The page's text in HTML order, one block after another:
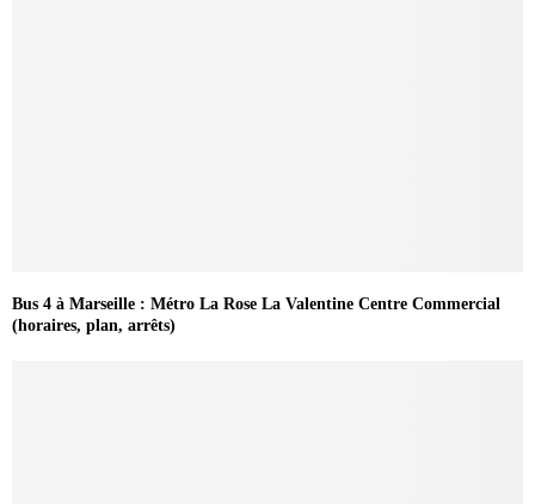
Bus 4 à Marseille : Métro La Rose La Valentine Centre Commercial
(horaires, plan, arrêts)